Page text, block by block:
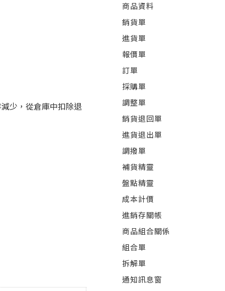
少，從倉庫中扣除退
商品資料
銷貨單
進貨單
報價單
訂單
採購單
調整單
銷貨退回單
進貨退出單
調撥單
補貨精靈
盤點精靈
成本計價
進銷存關帳
商品組合關係
組合單
拆解單
通知訊息窗